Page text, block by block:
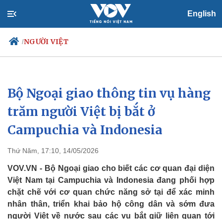
English
/NGƯỜI VIỆT
Chính trị
Đảng
Tổ chức nhân sự
Quốc hội
Nhận diện sự thật
Xã hội
Tin 24h
Dự báo thời tiết
Giáo dục
Bộ Ngoại giao thông tin vụ hàng
trăm người Việt bị bắt ở
Campuchia và Indonesia
Thứ Năm, 17:10, 14/05/2026
VOV.VN - Bộ Ngoại giao cho biết các cơ quan đại diện
Việt Nam tại Campuchia và Indonesia đang phối hợp
chặt chẽ với cơ quan chức năng sở tại để xác minh
nhân thân, triển khai bảo hộ công dân và sớm đưa
người Việt về nước sau các vụ bắt giữ liên quan tới